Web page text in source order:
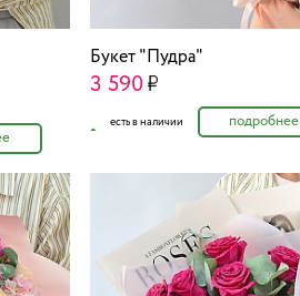
Букет "Пудра"
3 590
есть в наличии подробнее